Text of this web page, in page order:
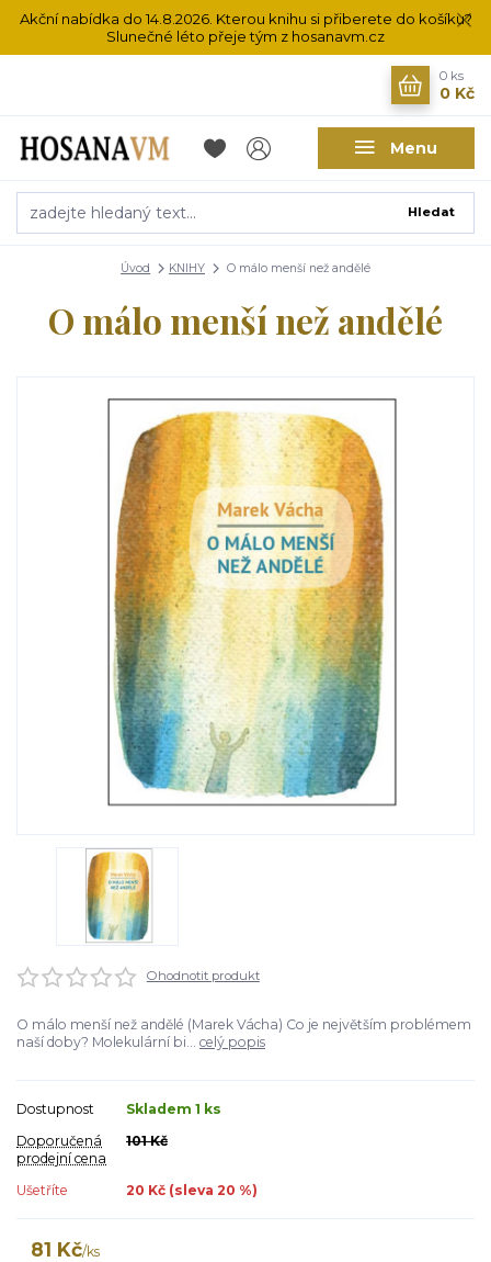
Akční nabídka do 14.8.2026. Kterou knihu si přiberete do košíku?
Slunečné léto přeje tým z hosanavm.cz
Menu
Hledat
0 ks
0 Kč
Úvod KNIHY O málo menší než andělé
O málo menší než andělé
Ohodnotit produkt
O málo menší než andělé (Marek Vácha) Co je největším problémem
naší doby? Molekulární bi... celý popis
Dostupnost
Skladem 1 ks
Doporučená
prodejní cena
101 Kč
Ušetříte 20 Kč (sleva 20 %)
81 Kč/ks